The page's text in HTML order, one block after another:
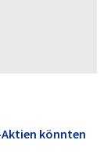
Aktien könnten